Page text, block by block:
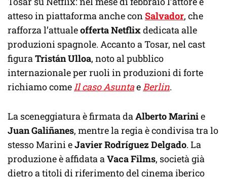
atteso in piattaforma anche conSalvador, che
rafforza l’attualeofferta Netflixdedicata alle
produzioni spagnole. Accanto a Tosar, nel cast
figuraTristán Ulloa, noto al pubblico
internazionale per ruoli in produzioni di forte
richiamo comeIl caso AsuntaeBerlin.
La sceneggiatura è firmata daAlberto Marinie
Juan Galiñanes, mentre la regia è condivisa tra lo
stesso Marini eJavier Rodríguez Delgado. La
produzione è affidata aVaca Films, società già
dietro a titoli di riferimento del cinema iberico